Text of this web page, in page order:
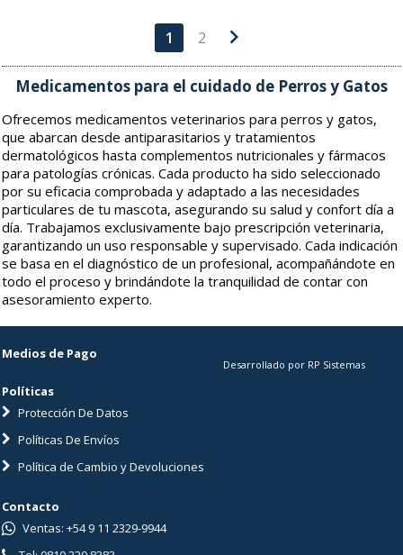
1 2 chevron_right
Medicamentos para el cuidado de Perros y Gatos
Ofrecemos medicamentos veterinarios para perros y gatos,
que abarcan desde antiparasitarios y tratamientos
dermatológicos hasta complementos nutricionales y fármacos
para patologías crónicas. Cada producto ha sido seleccionado
por su eficacia comprobada y adaptado a las necesidades
particulares de tu mascota, asegurando su salud y confort día a
día. Trabajamos exclusivamente bajo prescripción veterinaria,
garantizando un uso responsable y supervisado. Cada indicación
se basa en el diagnóstico de un profesional, acompañándote en
todo el proceso y brindándote la tranquilidad de contar con
asesoramiento experto.
Medios de Pago
Políticas
Protección De Datos
Políticas De Envíos
Política de Cambio y Devoluciones
Desarrollado por RP Sistemas
Contacto
Ventas: +54 9 11 2329-9944